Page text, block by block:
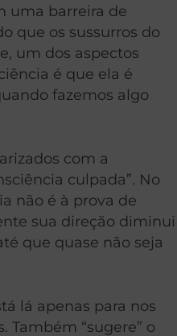
uma barreira de
que os sussurros do
um dos aspectos
é que ela é
fazemos algo
com a
culpada”. No
não é à prova de
sua direção diminui
que quase não seja
lá apenas para nos
Também “sugere” o